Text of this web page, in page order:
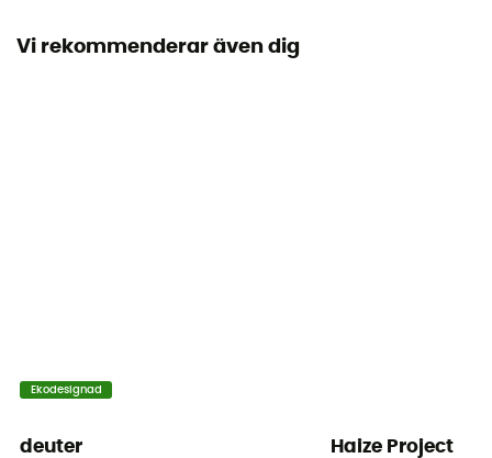
Vi rekommenderar även dig
Ekodesignad
deuter Haize Project